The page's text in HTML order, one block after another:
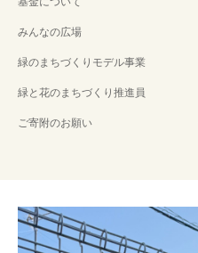
みんなの広場
緑のまちづくりモデル事業
緑と花のまちづくり推進員
ご寄附のお願い